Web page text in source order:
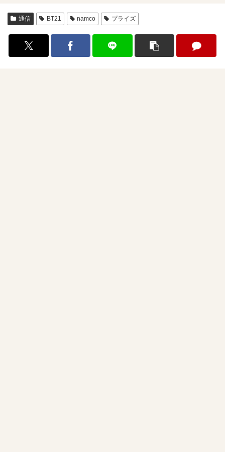
通信 BT21 namco プライズ